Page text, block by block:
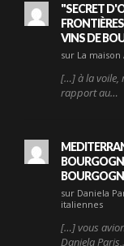
"SECRET
VINS DE
sur La
[…] à la voile,
rapport au…
sur Daniela
italiennes
[…] vous
Daniela